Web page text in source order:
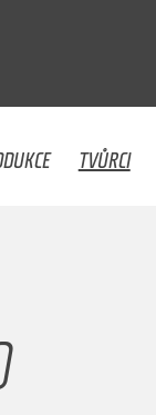
TVŮRCI